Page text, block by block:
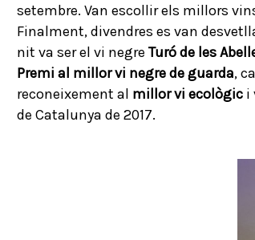
setembre. Van escollir els millors
Finalment, divendres es van
nit va ser el vi negre Turó de les
Premi al millor vi negre de guarda,
reconeixement al millor vi ecològic i
de Catalunya de 2017.